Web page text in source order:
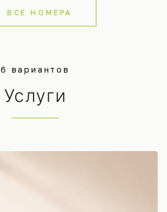
ВСЕ НОМЕРА
6 вариантов
Услуги